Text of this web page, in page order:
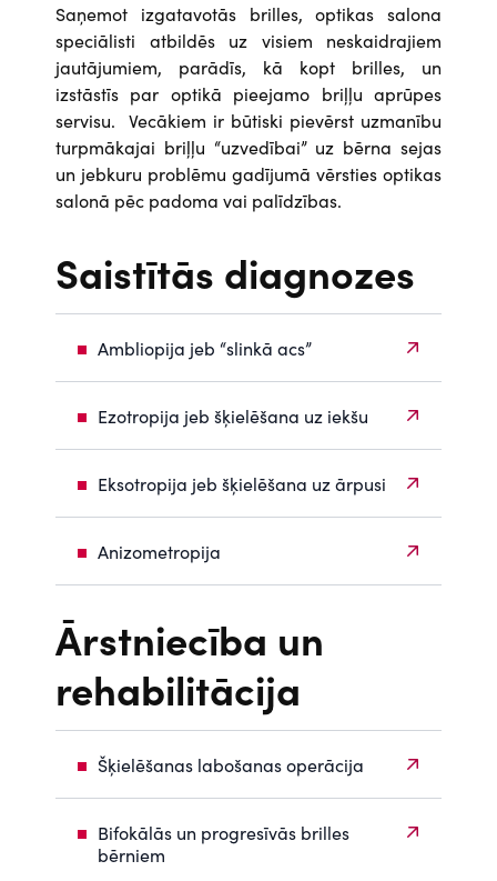
Saņemot izgatavotās brilles, optikas salona
speciālisti atbildēs uz visiem neskaidrajiem
jautājumiem, parādīs, kā kopt brilles, un
izstāstīs par optikā pieejamo briļļu aprūpes
servisu. Vecākiem ir būtiski pievērst uzmanību
turpmākajai briļļu “uzvedībai” uz bērna sejas
un jebkuru problēmu gadījumā vērsties optikas
salonā pēc padoma vai palīdzības.
Saistītās diagnozes
Ambliopija jeb “slinkā acs”
Ezotropija jeb šķielēšana uz iekšu
Eksotropija jeb šķielēšana uz ārpusi
Anizometropija
Ārstniecība un
rehabilitācija
Šķielēšanas labošanas operācija
Bifokālās un progresīvās brilles
bērniem